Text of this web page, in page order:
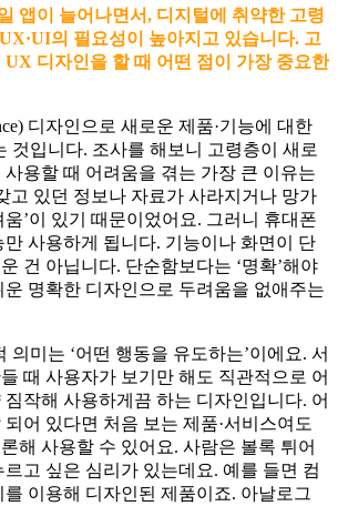
앱이 늘어나면서, 디지털에 취약한 고령
의 필요성이 높아지고 있습니다. 고
UX 디자인을 할 때 어떤 점이 가장 중요한
디자인으로 새로운 제품·기능에 대한
것입니다. 조사를 해보니 고령층이 새로
용할 때 어려움을 겪는 가장 큰 이유는
고 있던 정보나 자료가 사라지거나 망가
’이 있기 때문이었어요. 그러니 휴대폰
사용하게 됩니다. 기능이나 화면이 단
건 아닙니다. 단순함보다는 ‘명확’해야
명확한 디자인으로 두려움을 없애주는
의미는 ‘어떤 행동을 유도하는’이에요. 서
때 사용자가 보기만 해도 직관적으로 어
작해 사용하게끔 하는 디자인입니다. 어
어 있다면 처음 보는 제품·서비스여도
해 사용할 수 있어요. 사람은 볼록 튀어
고 싶은 심리가 있는데요. 예를 들면 컴
이용해 디자인된 제품이죠. 아날로그